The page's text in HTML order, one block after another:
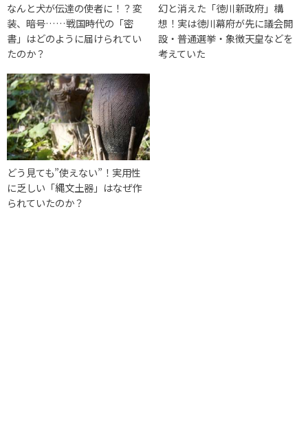
なんと犬が伝達の使者に！？変
装、暗号……戦国時代の「密
書」はどのように届けられてい
たのか？
幻と消えた「徳川新政府」構
想！実は徳川幕府が先に議会開
設・普通選挙・象徴天皇などを
考えていた
どう見ても”使えない”！実用性
に乏しい「縄文土器」はなぜ作
られていたのか？